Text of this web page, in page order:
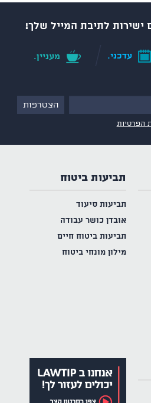
ישירות לתיבת המייל שלך!
עדכני. מעניין.
הפרטיות
תביעות ביטוח
תביעות סיעוד
אובדן כושר עבודה
תביעות ביטוח חיים
מילון מונחי ביטוח